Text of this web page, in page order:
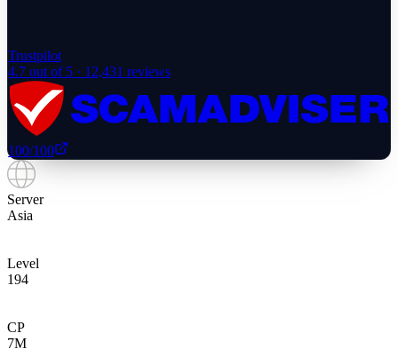
Trustpilot
4.7 out of 5 · 12,431 reviews
100/100
Server
Asia
Level
194
CP
7M